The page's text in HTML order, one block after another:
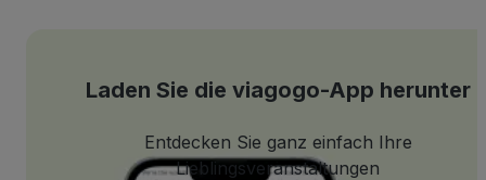
Laden Sie die viagogo-App herunter
Entdecken Sie ganz einfach Ihre
Lieblingsveranstaltungen